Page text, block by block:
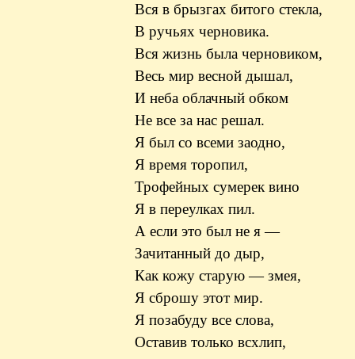
Вся в брызгах битого стекла,
В ручьях черновика.
Вся жизнь была черновиком,
Весь мир весной дышал,
И неба облачный обком
Не все за нас решал.
Я был со всеми заодно,
Я время торопил,
Трофейных сумерек вино
Я в переулках пил.
А если это был не я —
Зачитанный до дыр,
Как кожу старую — змея,
Я сброшу этот мир.
Я позабуду все слова,
Оставив только всхлип,